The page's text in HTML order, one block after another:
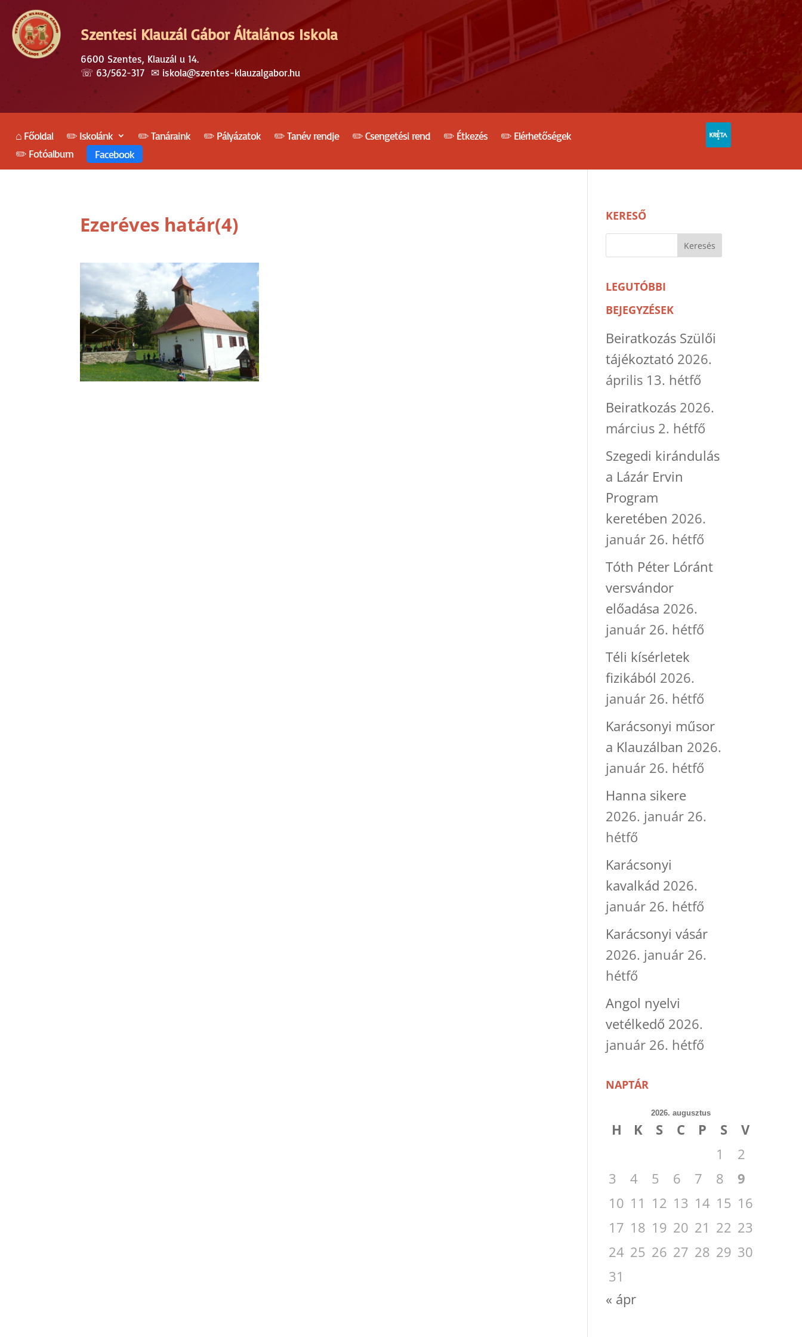
Szentesi Klauzál Gábor Általános Iskola
6600 Szentes, Klauzál u 14.
☏ 63/562-317 ✉︎ iskola@szentes-klauzalgabor.hu
⌂ Főoldal ✏️ Iskolánk ✏️ Tanáraink ✏️ Pályázatok ✏️ Tanév rendje ✏️ Csengetési rend ✏️ Étkezés
✏️ Elérhetőségek
✏️ Fotóalbum
Facebook
Ezeréves határ(4) KERESŐ
LEGUTÓBBI
BEJEGYZÉSEK
Beiratkozás Szülői
tájékoztató 2026.
április 13. hétfő
Beiratkozás 2026.
március 2. hétfő
Szegedi kirándulás
a Lázár Ervin
Program
keretében 2026.
január 26. hétfő
Tóth Péter Lóránt
versvándor
előadása 2026.
január 26. hétfő
Téli kísérletek
fizikából 2026.
január 26. hétfő
Karácsonyi műsor
a Klauzálban 2026.
január 26. hétfő
Hanna sikere
2026. január 26.
hétfő
Karácsonyi
kavalkád 2026.
január 26. hétfő
Karácsonyi vásár
2026. január 26.
hétfő
Angol nyelvi
vetélkedő 2026.
január 26. hétfő
NAPTÁR
2026. augusztus
H K S C P S
V
1
2
3
4 5 6 7 8
9
10 11 12 13 14 15 16
17 18 19 20 21 22 23
24 25 26 27 28 29 30
31
« ápr